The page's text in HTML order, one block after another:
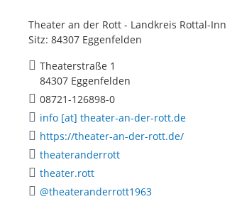
Theater an der Rott - Landkreis Rottal-Inn
Sitz: 84307 Eggenfelden
Theaterstraße 1
84307 Eggenfelden
08721-126898-0
info [at] theater-an-der-rott.de
https://theater-an-der-rott.de/
theateranderrott
theater.rott
@theateranderrott1963